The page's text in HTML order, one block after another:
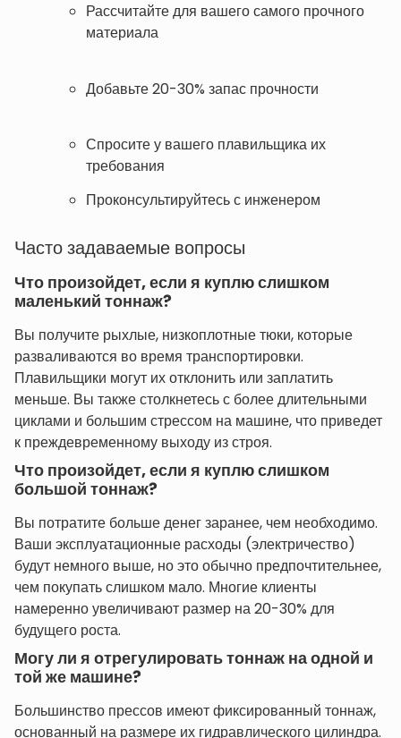
Рассчитайте для вашего самого прочного
материала
Добавьте 20-30% запас прочности
Спросите у вашего плавильщика их
требования
Проконсультируйтесь с инженером
Часто задаваемые вопросы
Что произойдет, если я куплю слишком
маленький тоннаж?
Вы получите рыхлые, низкоплотные тюки, которые
разваливаются во время транспортировки.
Плавильщики могут их отклонить или заплатить
меньше. Вы также столкнетесь с более длительными
циклами и большим стрессом на машине, что приведет
к преждевременному выходу из строя.
Что произойдет, если я куплю слишком
большой тоннаж?
Вы потратите больше денег заранее, чем необходимо.
Ваши эксплуатационные расходы (электричество)
будут немного выше, но это обычно предпочтительнее,
чем покупать слишком мало. Многие клиенты
намеренно увеличивают размер на 20-30% для
будущего роста.
Могу ли я отрегулировать тоннаж на одной и
той же машине?
Большинство прессов имеют фиксированный тоннаж,
основанный на размере их гидравлического цилиндра.